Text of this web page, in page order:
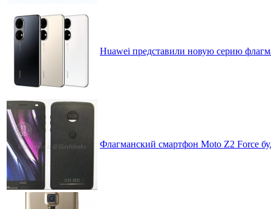
Huawei представили новую серию
Флагманский смартфон Moto Z2 Force